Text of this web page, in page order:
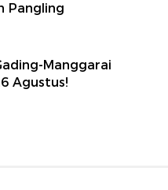
Pangling
Manggarai
Agustus!